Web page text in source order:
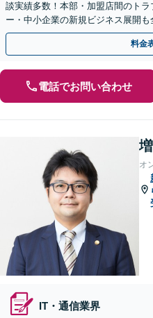
談実績多数！本部・加盟店間のト
ー・中小企業の新規ビジネス展開
ームの構築支援も！【夜間・休日
料金
電話でお問い合わせ
オ
IT・通信業界